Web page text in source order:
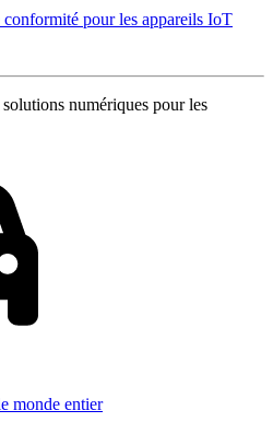
pour les appareils IoT
numériques pour les
monde entier